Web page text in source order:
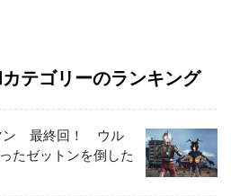
テゴリーのランキング
ン 最終回！ ウル
たゼットンを倒した